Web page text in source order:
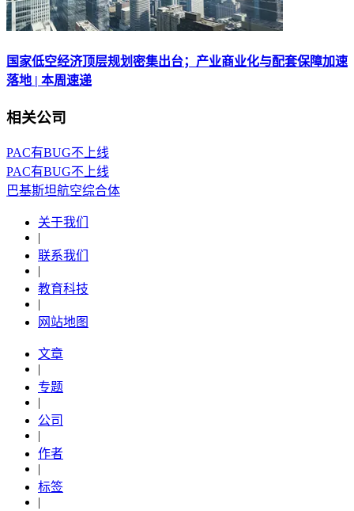
国家低空经济顶层规划密集出台；产业商业化与配套保障加速
落地 | 本周速递
相关公司
PAC有BUG不上线
PAC有BUG不上线
​巴基斯坦航空综合体
关于我们
|
联系我们
|
教育科技
|
网站地图
文章
|
专题
|
公司
|
作者
|
标签
|